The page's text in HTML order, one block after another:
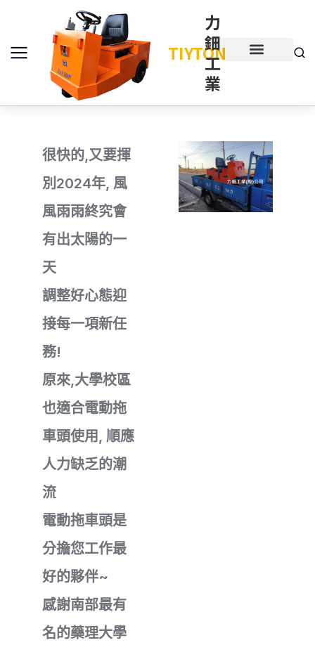
TIYTON
力
鈿
工
業
很快的,又要揮
別2024年, 風
風雨雨終究會
有出太陽的一
天
調整好心態迎
接每一項新任
務!
原來,大學校區
也適合電動拖
車頭使用, 順應
人力缺乏的潮
流
電動拖車頭是
分擔您工作最
好的夥伴~
感謝南部最有
名的藥理大學